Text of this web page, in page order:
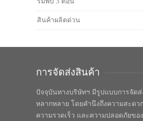
สินค้าผลิตด่วน
การจัดส่งสินค้า
ปัจจุบันทางบริษัทฯ มีรูปแบบการจัด
หลากหลาย โดยคำนึงถึงความสะดว
ความรวดเร็ว และความปลอดภัยขอ